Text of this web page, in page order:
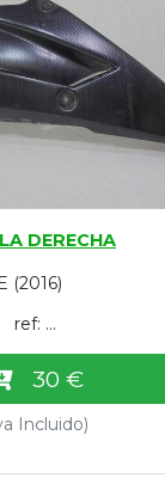
DERECHA
(2016)
ref: ...
30 €
Incluido)